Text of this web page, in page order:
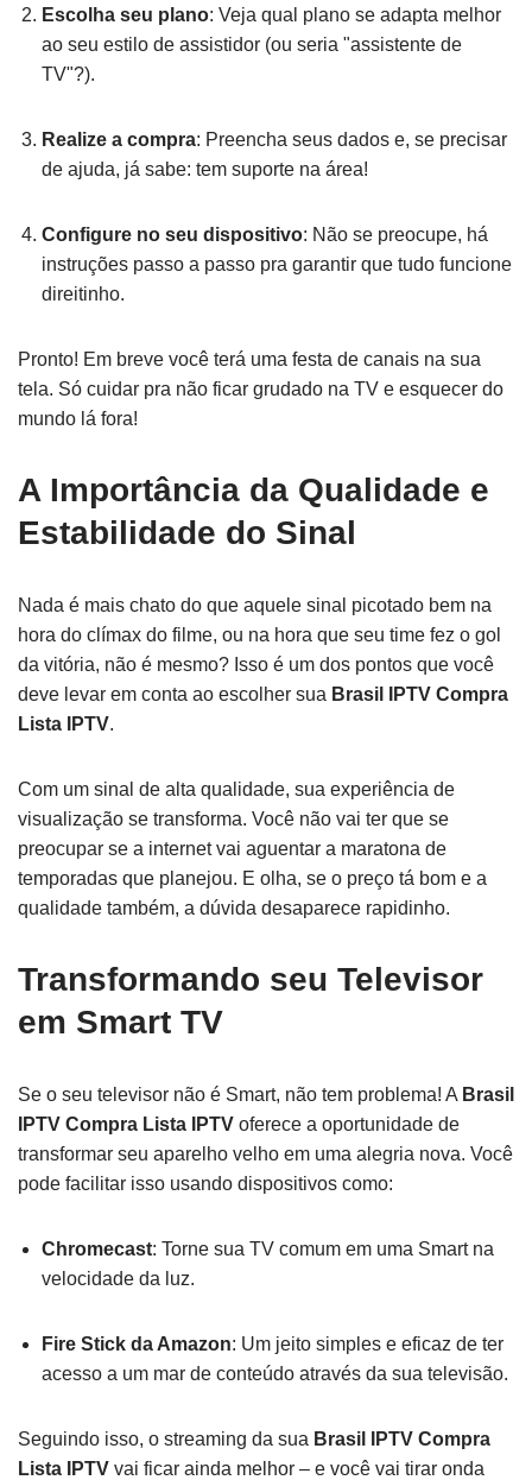
Escolha seu plano: Veja qual plano se adapta melhor
ao seu estilo de assistidor (ou seria "assistente de
TV"?).
Realize a compra: Preencha seus dados e, se precisar
de ajuda, já sabe: tem suporte na área!
Configure no seu dispositivo: Não se preocupe, há
instruções passo a passo pra garantir que tudo funcione
direitinho.
Pronto! Em breve você terá uma festa de canais na sua
tela. Só cuidar pra não ficar grudado na TV e esquecer do
mundo lá fora!
A Importância da Qualidade e
Estabilidade do Sinal
Nada é mais chato do que aquele sinal picotado bem na
hora do clímax do filme, ou na hora que seu time fez o gol
da vitória, não é mesmo? Isso é um dos pontos que você
deve levar em conta ao escolher sua Brasil IPTV Compra
Lista IPTV.
Com um sinal de alta qualidade, sua experiência de
visualização se transforma. Você não vai ter que se
preocupar se a internet vai aguentar a maratona de
temporadas que planejou. E olha, se o preço tá bom e a
qualidade também, a dúvida desaparece rapidinho.
Transformando seu Televisor
em Smart TV
Se o seu televisor não é Smart, não tem problema! A Brasil
IPTV Compra Lista IPTV oferece a oportunidade de
transformar seu aparelho velho em uma alegria nova. Você
pode facilitar isso usando dispositivos como:
Chromecast: Torne sua TV comum em uma Smart na
velocidade da luz.
Fire Stick da Amazon: Um jeito simples e eficaz de ter
acesso a um mar de conteúdo através da sua televisão.
Seguindo isso, o streaming da sua Brasil IPTV Compra
Lista IPTV vai ficar ainda melhor – e você vai tirar onda